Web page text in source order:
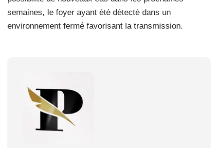
semaines, le foyer ayant été détecté dans un
environnement fermé favorisant la transmission.